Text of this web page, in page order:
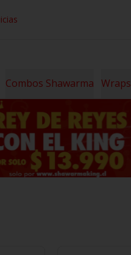
Combos Shawarma Wraps